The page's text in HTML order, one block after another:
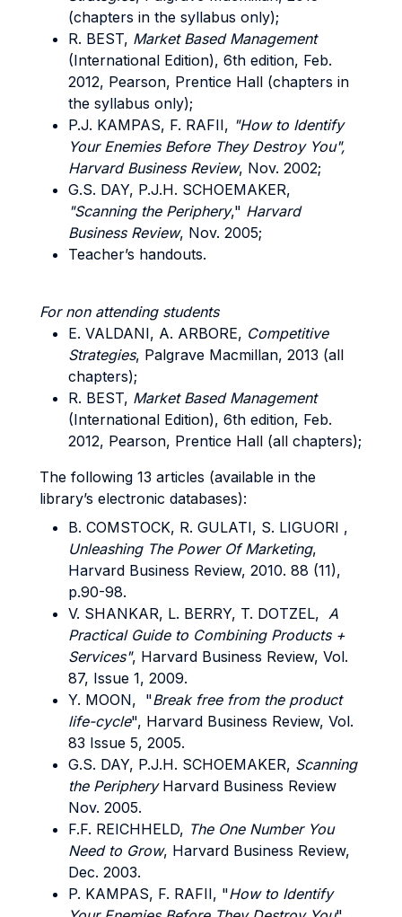
(chapters in the syllabus only);
R. BEST, Market Based Management
(International Edition), 6th edition, Feb.
2012, Pearson, Prentice Hall (chapters in
the syllabus only);
P.J. KAMPAS, F. RAFII, "How to Identify
Your Enemies Before They Destroy You",
Harvard Business Review, Nov. 2002;
G.S. DAY, P.J.H. SCHOEMAKER,
"Scanning the Periphery," Harvard
Business Review, Nov. 2005;
Teacher’s handouts.
For non attending students
E. VALDANI, A. ARBORE, Competitive
Strategies, Palgrave Macmillan, 2013 (all
chapters);
R. BEST, Market Based Management
(International Edition), 6th edition, Feb.
2012, Pearson, Prentice Hall (all chapters);
The following 13 articles (available in the
library’s electronic databases):
B. COMSTOCK, R. GULATI, S. LIGUORI ,
Unleashing The Power Of Marketing,
Harvard Business Review, 2010. 88 (11),
p.90-98.
V. SHANKAR, L. BERRY, T. DOTZEL, A
Practical Guide to Combining Products +
Services", Harvard Business Review, Vol.
87, Issue 1, 2009.
Y. MOON, "Break free from the product
life-cycle", Harvard Business Review, Vol.
83 Issue 5, 2005.
G.S. DAY, P.J.H. SCHOEMAKER, Scanning
the PeripheryHarvard Business Review
Nov. 2005.
F.F. REICHHELD, The One Number You
Need to Grow, Harvard Business Review,
Dec. 2003.
P. KAMPAS, F. RAFII, "How to Identify